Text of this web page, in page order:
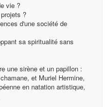
vie ?
?
d'une société de
sa spiritualité sans
une sirène et un papillon :
et Muriel Hermine,
en natation artistique,